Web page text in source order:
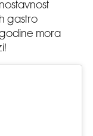
gastro
mora